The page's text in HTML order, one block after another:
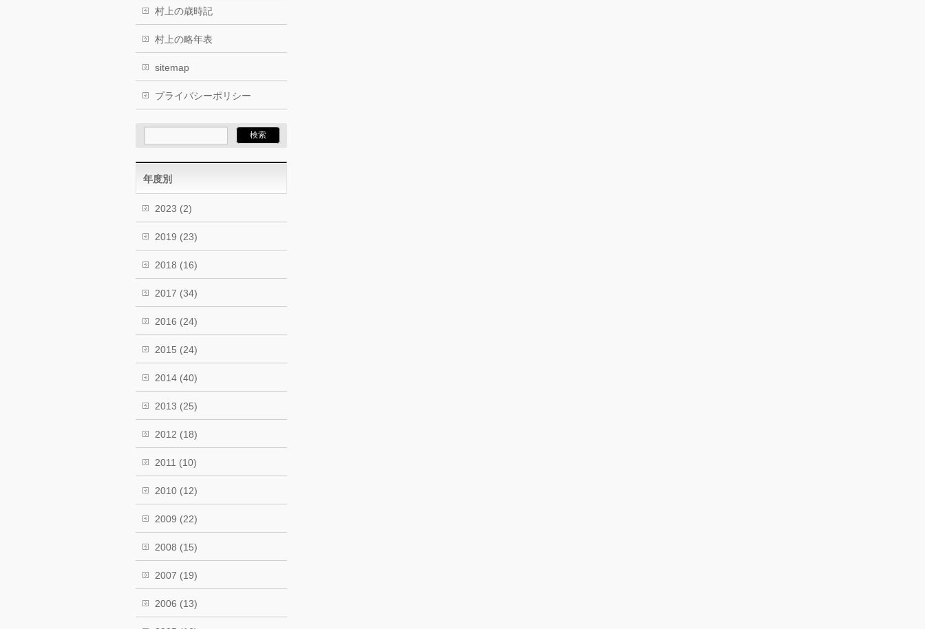
村上の歳時記
村上の略年表
sitemap
プライバシーポリシー
年度別
2023 (2)
2019 (23)
2018 (16)
2017 (34)
2016 (24)
2015 (24)
2014 (40)
2013 (25)
2012 (18)
2011 (10)
2010 (12)
2009 (22)
2008 (15)
2007 (19)
2006 (13)